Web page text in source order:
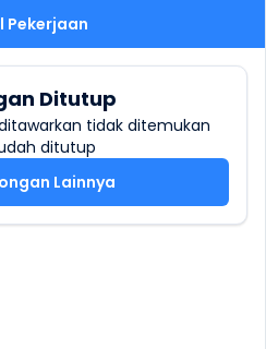
Pekerjaan
Ditutup
tidak ditemukan
ditutup
Lainnya